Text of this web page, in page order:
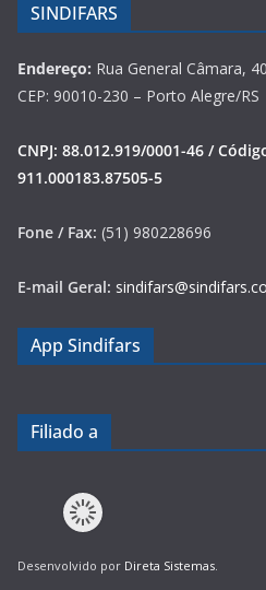
SINDIFARS
Endereço: Rua General Câmara,
CEP: 90010-230 – Porto Alegre/RS
CNPJ: 88.012.919/0001-46 /
911.000183.87505-5
Fone / Fax: (51) 980228696
E-mail Geral:
App Sindifars
Filiado a
Desenvolvido por Direta Sistemas.